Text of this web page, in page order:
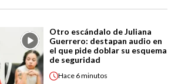
Otro escándalo de Juliana
Guerrero: destapan audio en
el que pide doblar su esquema
de seguridad
Hace 6 minutos